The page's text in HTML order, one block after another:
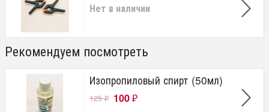
Нет в наличии
Рекомендуем посмотреть
Изопропиловый спирт (50мл)
125₽ 100 ₽